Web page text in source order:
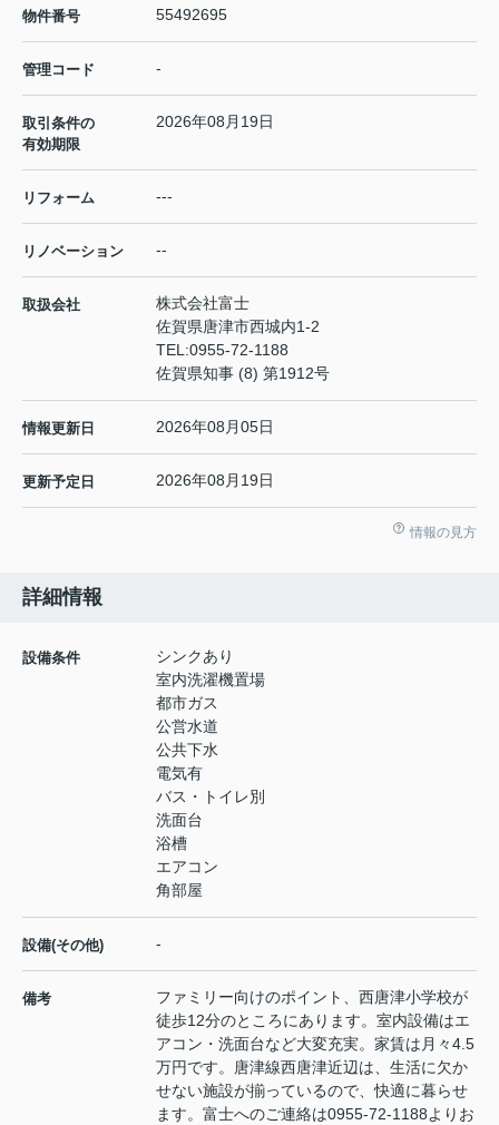
物件番号 55492695
管理コード -
取引条件の
有効期限
2026年08月19日
リフォーム ---
リノベーション --
取扱会社
株式会社富士
佐賀県唐津市西城内1-2
TEL:0955-72-1188
佐賀県知事 (8) 第1912号
情報更新日 2026年08月05日
更新予定日 2026年08月19日
情報の見方
詳細情報
設備条件
シンクあり
室内洗濯機置場
都市ガス
公営水道
公共下水
電気有
バス・トイレ別
洗面台
浴槽
エアコン
角部屋
設備(その他) -
備考
ファミリー向けのポイント、西唐津小学校が
徒歩12分のところにあります。室内設備はエ
アコン・洗面台など大変充実。家賃は月々4.5
万円です。唐津線西唐津近辺は、生活に欠か
せない施設が揃っているので、快適に暮らせ
ます。富士へのご連絡は0955-72-1188よりお